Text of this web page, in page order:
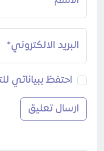
البريد الالكتروني*
احتفظ ببياناتي